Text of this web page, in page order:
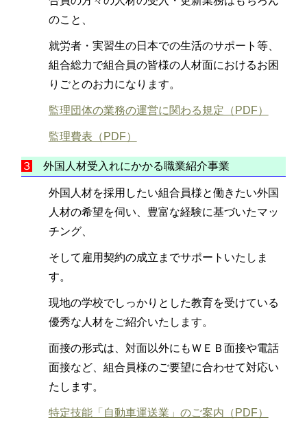
のこと、
就労者・実習生の日本での生活のサポート等、
組合総力で組合員の皆様の人材面におけるお困
りごとのお力になります。
監理団体の業務の運営に関わる規定（PDF）
監理費表（PDF）
３ 外国人材受入れにかかる職業紹介事業
外国人材を採用したい組合員様と働きたい外国
人材の希望を伺い、豊富な経験に基づいたマッ
チング、
そして雇用契約の成立までサポートいたしま
す。
現地の学校でしっかりとした教育を受けている
優秀な人材をご紹介いたします。
面接の形式は、対面以外にもＷＥＢ面接や電話
面接など、組合員様のご要望に合わせて対応い
たします。
特定技能「自動車運送業」のご案内（PDF）